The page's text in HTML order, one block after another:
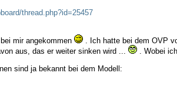
thread.php?id=25457
mir angekommen
. Ich hatte bei dem OVP
aus, das er weiter sinken wird ...
. Wobei
sind ja bekannt bei dem Modell: